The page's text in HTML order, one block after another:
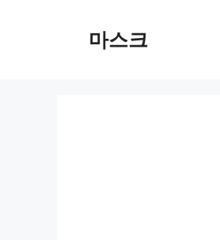
마스크